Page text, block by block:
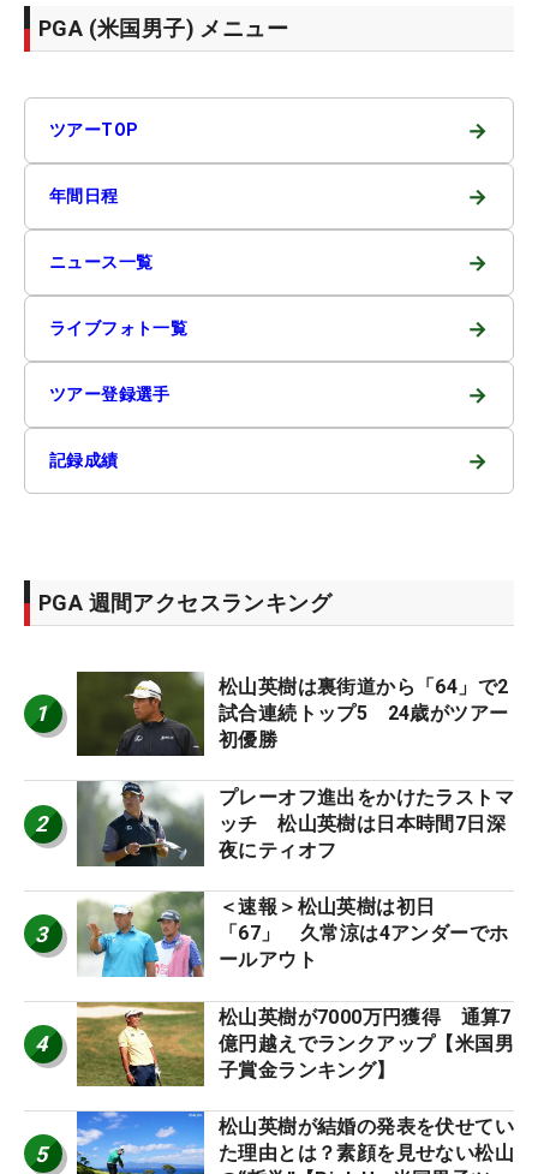
PGA (米国男子) メニュー
ツアーTOP →
年間日程 →
ニュース一覧 →
ライブフォト一覧 →
ツアー登録選手 →
記録成績 →
PGA 週間アクセスランキング
1
松山英樹は裏街道から「64」で2
試合連続トップ5 24歳がツアー
初優勝
2
プレーオフ進出をかけたラストマ
ッチ 松山英樹は日本時間7日深
夜にティオフ
3
＜速報＞松山英樹は初日
「67」 久常涼は4アンダーでホ
ールアウト
4
松山英樹が7000万円獲得 通算7
億円越えでランクアップ【米国男
子賞金ランキング】
5
松山英樹が結婚の発表を伏せてい
た理由とは？素顔を見せない松山